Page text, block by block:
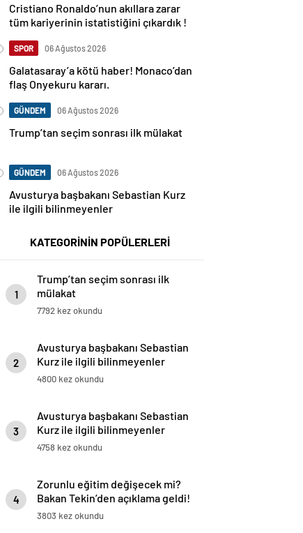
Cristiano Ronaldo’nun akıllara zarar
tüm kariyerinin istatistiğini çıkardık !
SPOR 06 Ağustos 2026
Galatasaray’a kötü haber! Monaco’dan
flaş Onyekuru kararı.
GÜNDEM 06 Ağustos 2026
Trump’tan seçim sonrası ilk mülakat
GÜNDEM 06 Ağustos 2026
Avusturya başbakanı Sebastian Kurz
ile ilgili bilinmeyenler
KATEGORİNİN POPÜLERLERİ
1
Trump’tan seçim sonrası ilk
mülakat
7792 kez okundu
2
Avusturya başbakanı Sebastian
Kurz ile ilgili bilinmeyenler
4800 kez okundu
3
Avusturya başbakanı Sebastian
Kurz ile ilgili bilinmeyenler
4758 kez okundu
4
Zorunlu eğitim değişecek mi?
Bakan Tekin’den açıklama geldi!
3803 kez okundu